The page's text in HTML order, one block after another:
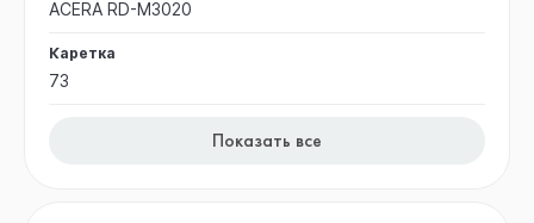
ACERA RD-M3020
Каретка
73
Показать все